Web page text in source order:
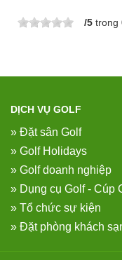
/5 trong
DỊCH VỤ GOLF
» Đặt sân Golf
» Golf Holidays
» Golf doanh nghiệp
» Dụng cụ Golf - Cúp
» Tổ chức sự kiện
» Đặt phòng khách